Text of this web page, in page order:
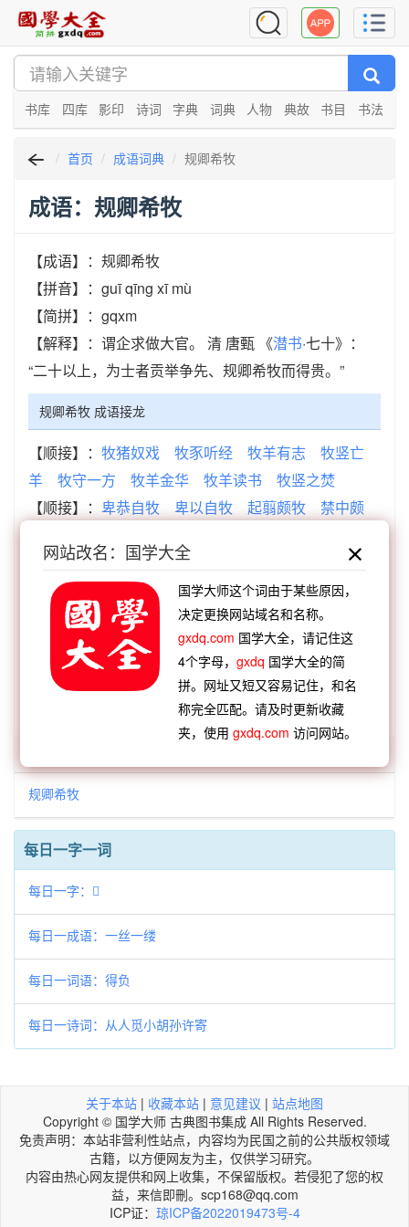
书库 四库 影印 诗词 字典 词典 人物 典故 书目 书法
首页 成语词典 规卿希牧
成语：规卿希牧
【成语】：规卿希牧
【拼音】：guī qīng xī mù
【简拼】：gqxm
【解释】：谓企求做大官。 清 唐甄 《潜书·七十》：
“二十以上，为士者贡举争先、规卿希牧而得贵。”
规卿希牧 成语接龙
【顺接】： 牧猪奴戏 牧豕听经 牧羊有志
牧竖亡
羊
牧守一方 牧羊金华 牧羊读书
牧竖之焚
【顺接】： 卑恭自牧 卑以自牧 起翦颇牧
禁中颇
【逆接】：沿袭成规 一定之规
墨守成
叠矩重规 尘污元规 潜神嘿规
固守成规
【逆接】： 规旋矩折 规重矩叠 规规默默
规行矩
规磨之说 规画处置 规虑揣度 规卿希牧
「规卿希牧」在《汉语词典》的解释
规卿希牧
每日一字一词
每日一字：𤝷
每日一成语：一丝一缕
每日一词语：得负
每日一诗词：从人觅小胡孙许寄
关于本站 | 收藏本站 | 意见建议 | 站点地图
Copyright © 国学大师 古典图书集成 All Rights Reserved.
免责声明：本站非营利性站点，内容均为民国之前的公共版权领域
古籍，以方便网友为主，仅供学习研究。
内容由热心网友提供和网上收集，不保留版权。若侵犯了您的权
益，来信即刪。scp168@qq.com
ICP证： 琼ICP备2022019473号-4
网站改名：国学大全
国学大师这个词由于某些原因，
决定更换网站域名和名称。
gxdq.com 国学大全，请记住这
4个字母，gxdq 国学大全的简
拼。网址又短又容易记住，和名
称完全匹配。请及时更新收藏
夹，使用gxdq.com 访问网站。